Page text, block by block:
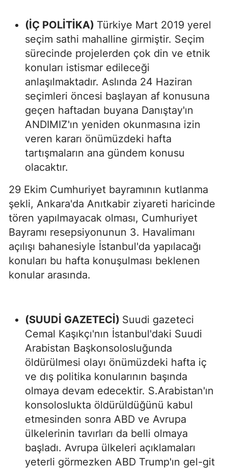
(İÇ POLİTİKA) Türkiye Mart 2019 yerel
seçim sathi mahalline girmiştir. Seçim
sürecinde projelerden çok din ve etnik
konuları istismar edileceği
anlaşılmaktadır. Aslında 24 Haziran
seçimleri öncesi başlayan af konusuna
geçen haftadan buyana Danıştay'ın
ANDIMIZ'ın yeniden okunmasına izin
veren kararı önümüzdeki hafta
tartışmaların ana gündem konusu
olacaktır.
29 Ekim Cumhuriyet bayramının kutlanma
şekli, Ankara'da Anıtkabir ziyareti haricinde
tören yapılmayacak olması, Cumhuriyet
Bayramı resepsiyonunun 3. Havalimanı
açılışı bahanesiyle İstanbul'da yapılacağı
konuları bu hafta konuşulması beklenen
konular arasında.
(SUUDİ GAZETECİ) Suudi gazeteci
Cemal Kaşıkçı'nın İstanbul'daki Suudi
Arabistan Başkonsolosluğunda
öldürülmesi olayı önümüzdeki hafta iç
ve dış politika konularının başında
olmaya devam edecektir. S.Arabistan'ın
konsoloslukta öldürüldüğünü kabul
etmesinden sonra ABD ve Avrupa
ülkelerinin tavırları da belli olmaya
başladı. Avrupa ülkeleri açıklamaları
yeterli görmezken ABD Trump'ın gel-git